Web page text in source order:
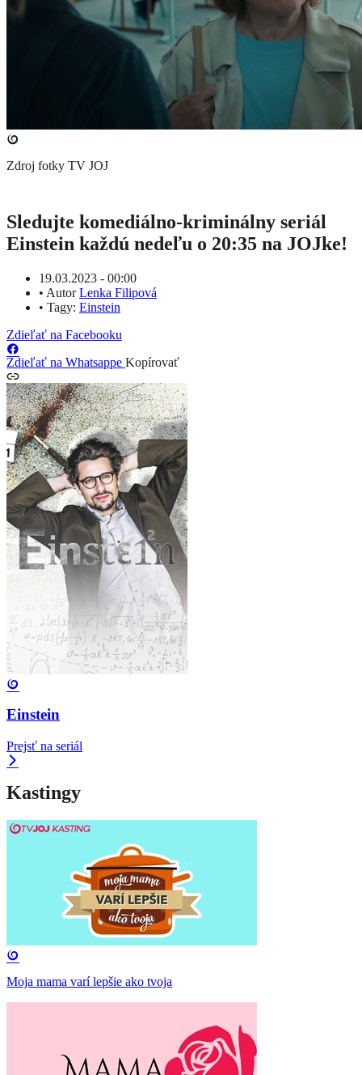
Zdroj fotky TV JOJ
Sledujte komediálno-kriminálny seriál
Einstein každú nedeľu o 20:35 na JOJke!
19.03.2023 - 00:00
• AutorLenka Filipová
• Tagy: Einstein
Zdieľať na Facebooku
Zdieľať na Whatsappe Kopírovať
Einstein
Prejsť na seriál
Kastingy
Moja mama varí lepšie ako tvoja